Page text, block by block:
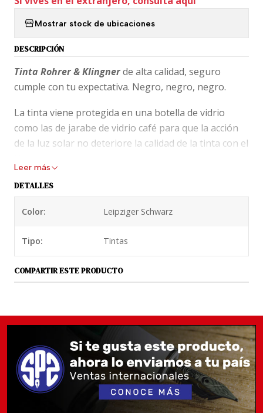
Mostrar stock de ubicaciones
DESCRIPCIÓN
Tinta Rohrer & Klingnerde alta calidad, seguro
cumple con tu expectativa. Negro, negro, negro.
La tinta viene protegida en una botella de vidrio
como las de jarabe de vidrio café para que la acción
de la luz solar no deteriore la calidad de la tinta con el
Recomendable para tener en una pluma especial
donde tengas la tinta a la vista ;-)
Leer más
DETALLES
Color: Leipziger Schwarz
Tipo: Tintas
COMPARTIR ESTE PRODUCTO